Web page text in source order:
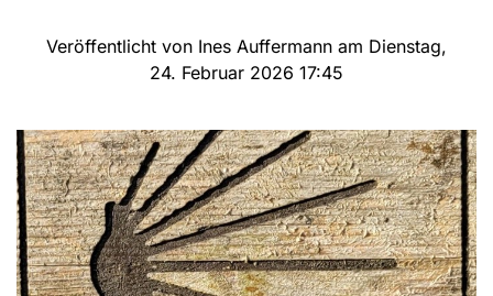
Veröffentlicht von Ines Auffermann am Dienstag,
24. Februar 2026 17:45